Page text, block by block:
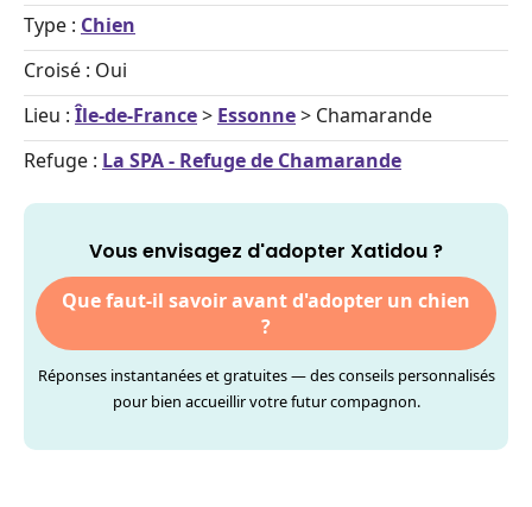
Type : Chien
Croisé : Oui
Lieu : Île-de-France> Essonne> Chamarande
Refuge : La SPA - Refuge de Chamarande
Vous envisagez d'adopter Xatidou ?
Que faut-il savoir avant d'adopter un chien
?
Réponses instantanées et gratuites — des conseils personnalisés
pour bien accueillir votre futur compagnon.